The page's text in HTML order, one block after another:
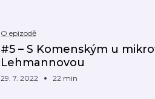
O epizodě
#5 – S Komenským u
Lehmannovou
29. 7. 2022 22 min